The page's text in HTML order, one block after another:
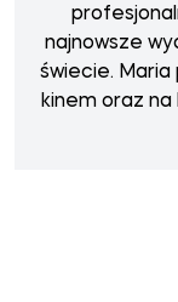
najnowsze
świecie. Maria
kinem oraz